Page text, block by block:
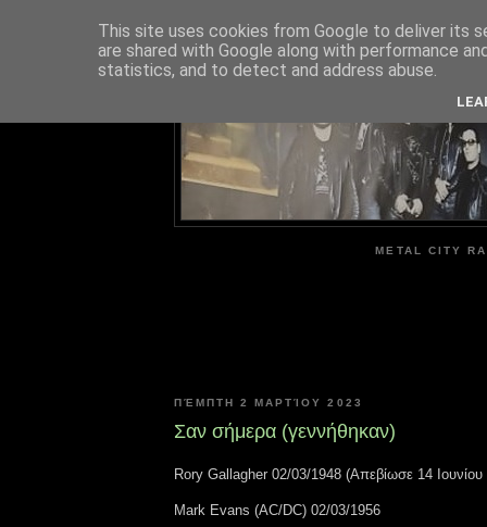
METAL CITY
ΠΈΜΠΤΗ 2 ΜΑΡΤΊΟΥ 2023
Σαν σήμερα (γεννήθηκαν)
Rory Gallagher 02/03/1948 (Απεβίωσε 14 Ιουνίου
Mark Evans (AC/DC) 02/03/1956
This site uses cookies from Google to deliver its
are shared with Google along with performance
statistics, and to detect and address abuse.